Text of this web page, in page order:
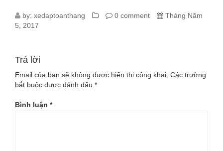
381_DONG-
TOC-
DO-
by: xedaptoanthang 0 comment
Tháng Năm
5, 2017
Trả lời
Email của bạn sẽ không được hiển thị công khai. Các trường
bắt buộc được đánh dấu *
Bình luận *